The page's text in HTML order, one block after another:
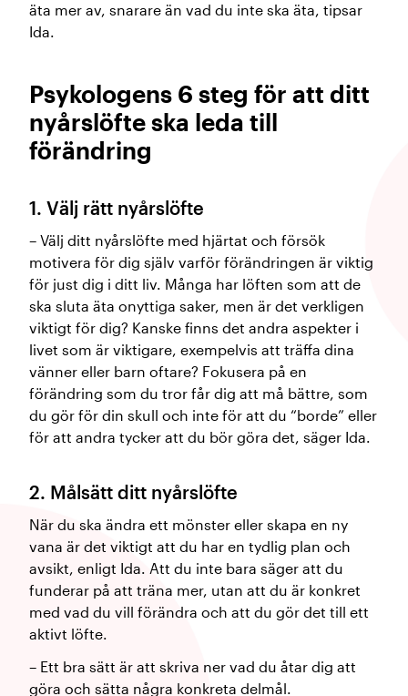
äta mer av, snarare än vad du inte ska äta, tipsar
Ida.
Psykologens 6 steg för att ditt
nyårslöfte ska leda till
förändring
1. Välj rätt nyårslöfte
– Välj ditt nyårslöfte med hjärtat och försök
motivera för dig själv varför förändringen är viktig
för just dig i ditt liv. Många har löften som att de
ska sluta äta onyttiga saker, men är det verkligen
viktigt för dig? Kanske finns det andra aspekter i
livet som är viktigare, exempelvis att träffa dina
vänner eller barn oftare? Fokusera på en
förändring som du tror får dig att må bättre, som
du gör för din skull och inte för att du “borde” eller
för att andra tycker att du bör göra det, säger Ida.
2. Målsätt ditt nyårslöfte
När du ska ändra ett mönster eller skapa en ny
vana är det viktigt att du har en tydlig plan och
avsikt, enligt Ida. Att du inte bara säger att du
funderar på att träna mer, utan att du är konkret
med vad du vill förändra och att du gör det till ett
aktivt löfte.
– Ett bra sätt är att skriva ner vad du åtar dig att
göra och sätta några konkreta delmål.